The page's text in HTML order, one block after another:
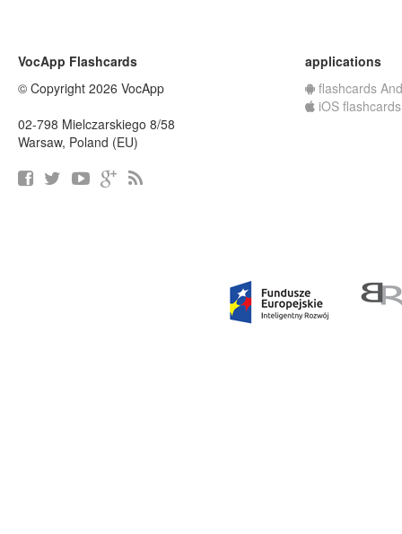
VocApp Flashcards
© Copyright 2026 VocApp
02-798 Mielczarskiego 8/58
Warsaw, Poland (EU)
applications
flashcards
iOS flashcards